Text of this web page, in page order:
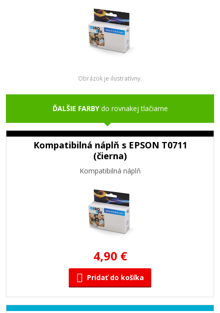
Obrázok je ilustratívny.
ĎALŠIE FARBYdo rovnakej tlačiarne
Kompatibilná náplň s EPSON T0711
(čierna)
Kompatibilná náplň
4,90 €
Pridať do košíka